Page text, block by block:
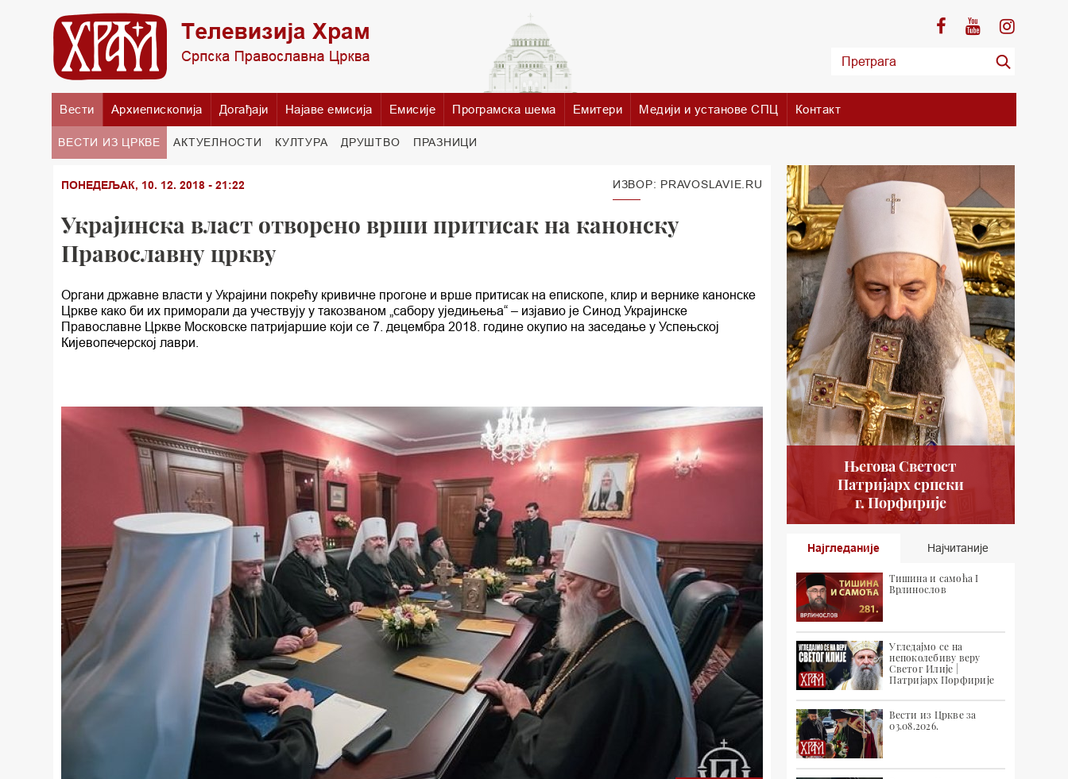
Вести Архиепископија Догађаји Најаве емисија Емисије Програмска шема Емитери Медији и установе СПЦ Контакт
ВЕСТИ ИЗ ЦРКВЕ АКТУЕЛНОСТИ КУЛТУРА ДРУШТВО ПРАЗНИЦИ
ПОНЕДЕЉАК, 10. 12. 2018 - 21:22 ИЗВОР: PRAVOSLAVIE.RU
Украјинска власт отворено врши притисак на канонску
Православну цркву
Органи државне власти у Украјини покрећу кривичне прогоне и врше притисак на епископе, клир и вернике канонске
Цркве како би их приморали да учествују у такозваном „сабору уједињења“ – изјавио је Синод Украјинске
Православне Цркве Московске патријаршие који се 7. децембра 2018. године окупио на заседање у Успењској
Кијевопечерској лаври.
Његова Светост
Патријарх српски
г. Порфирије
Најгледаније Најчитаније
Тишина и самоћа I
Врлинослов
Угледајмо се на
непоколебиву веру
Светог Илије |
Патријарх Порфирије
Вести из Цркве за
03.08.2026.